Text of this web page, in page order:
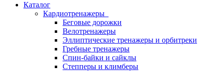
Каталог
Кардиотренажеры
Беговые дорожки
Велотренажеры
Эллиптические тренажеры и орбитреки
Гребные тренажеры
Спин-байки и сайклы
Степперы и климберы